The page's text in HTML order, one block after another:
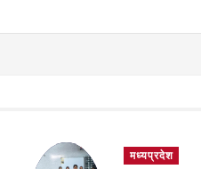
मध्यप्रदेश